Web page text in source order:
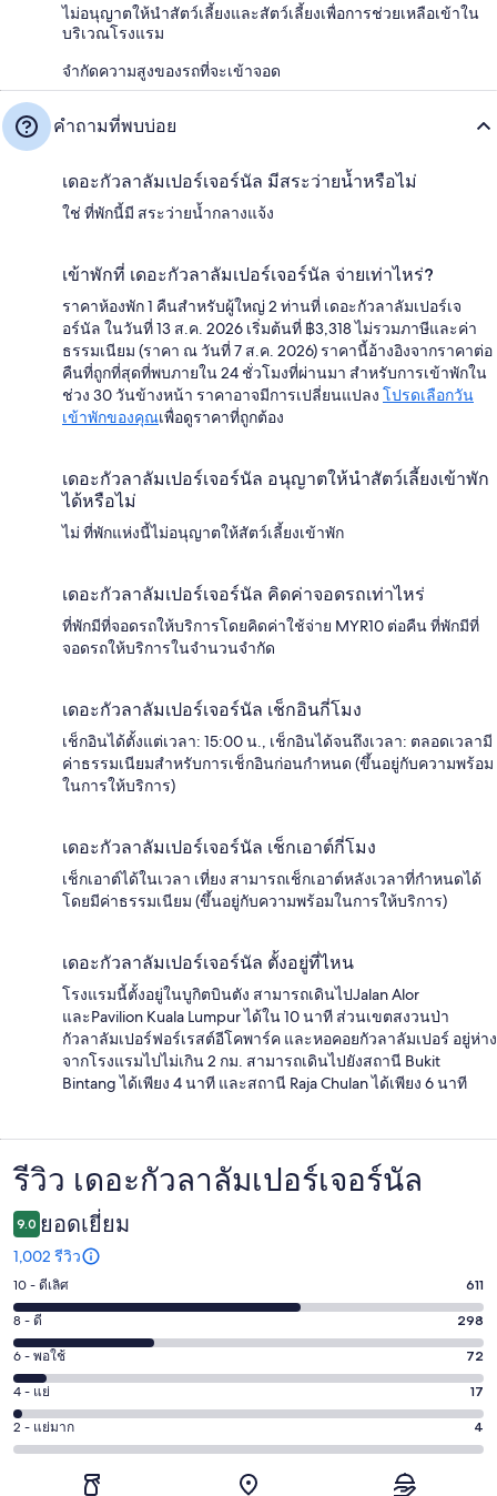
ไม่อนุญาตให้นำสัตว์เลี้ยงและสัตว์เลี้ยงเพื่อการช่วยเหลือเข้าใน
บริเวณโรงแรม
จำกัดความสูงของรถที่จะเข้าจอด
คำถามที่พบบ่อย
เดอะกัวลาลัมเปอร์เจอร์นัล มีสระว่ายน้ำหรือไม่
ใช่ ที่พักนี้มี สระว่ายน้ำกลางแจ้ง
เข้าพักที่ เดอะกัวลาลัมเปอร์เจอร์นัล จ่ายเท่าไหร่?
ราคาห้องพัก 1 คืนสำหรับผู้ใหญ่ 2 ท่านที่ เดอะกัวลาลัมเปอร์เจ
อร์นัล ในวันที่ 13 ส.ค. 2026 เริ่มต้นที่ ฿3,318 ไม่รวมภาษีและค่า
ธรรมเนียม (ราคา ณ วันที่ 7 ส.ค. 2026) ราคานี้อ้างอิงจากราคาต่อ
คืนที่ถูกที่สุดที่พบภายใน 24 ชั่วโมงที่ผ่านมา สำหรับการเข้าพักใน
ช่วง 30 วันข้างหน้า ราคาอาจมีการเปลี่ยนแปลง โปรดเลือกวัน
เข้าพักของคุณเพื่อดูราคาที่ถูกต้อง
เดอะกัวลาลัมเปอร์เจอร์นัล อนุญาตให้นำสัตว์เลี้ยงเข้าพัก
ได้หรือไม่
ไม่ ที่พักแห่งนี้ไม่อนุญาตให้สัตว์เลี้ยงเข้าพัก
เดอะกัวลาลัมเปอร์เจอร์นัล คิดค่าจอดรถเท่าไหร่
ที่พักมีที่จอดรถให้บริการโดยคิดค่าใช้จ่าย MYR10 ต่อคืน ที่พักมีที่
จอดรถให้บริการในจำนวนจำกัด
เดอะกัวลาลัมเปอร์เจอร์นัล เช็กอินกี่โมง
เช็กอินได้ตั้งแต่เวลา: 15:00 น., เช็กอินได้จนถึงเวลา: ตลอดเวลามี
ค่าธรรมเนียมสำหรับการเช็กอินก่อนกำหนด (ขึ้นอยู่กับความพร้อม
ในการให้บริการ)
เดอะกัวลาลัมเปอร์เจอร์นัล เช็กเอาต์กี่โมง
เช็กเอาต์ได้ในเวลา เที่ยง สามารถเช็กเอาต์หลังเวลาที่กำหนดได้
โดยมีค่าธรรมเนียม (ขึ้นอยู่กับความพร้อมในการให้บริการ)
เดอะกัวลาลัมเปอร์เจอร์นัล ตั้งอยู่ที่ไหน
โรงแรมนี้ตั้งอยู่ในบูกิตบินตัง สามารถเดินไปJalan Alor
และPavilion Kuala Lumpur ได้ใน 10 นาที ส่วนเขตสงวนป่า
กัวลาลัมเปอร์ฟอร์เรสต์อีโคพาร์ค และหอคอยกัวลาลัมเปอร์ อยู่ห่าง
จากโรงแรมไปไม่เกิน 2 กม. สามารถเดินไปยังสถานี Bukit
Bintang ได้เพียง 4 นาที และสถานี Raja Chulan ได้เพียง 6 นาที
รีวิว
รีวิว เดอะกัวลาลัมเปอร์เจอร์นัล
9.0 ยอดเยี่ยม
1,002 รีวิว
คะแนน
10
-
ดี
เลิศ
611
จาก
10 - ดีเลิศ 611
คะแนน
8
-
ดี
298
จาก
8 - ดี 298
คะแนน
6
-
พอใช้
72
6 - พอใช้ 72
คะแนน
4
-
4 - แย่ 17
คะแนน
2
2 - แย่มาก 4